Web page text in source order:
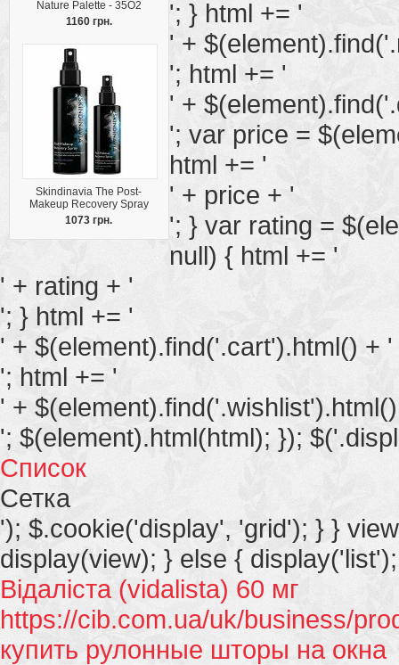
Nature Palette - 35O2
1160 грн.
Skindinavia The Post-
Makeup Recovery Spray
1073 грн.
'; } html += '
' +
'; html += '
' +
'; var price =
html += '
' + price + '
'; } var rating =
null) { html += '
' + rating + '
'; } html += '
' + $(element).find('.cart').html() + '
'; html += '
' +
'; $(element).html(html); });
Список
Сетка
'); $.cookie('display', 'grid'); } }
display(view); } else {
Відаліста (vidalista) 60 мг
https://cib.com.ua/uk/business/
купить рулонные шторы на окна